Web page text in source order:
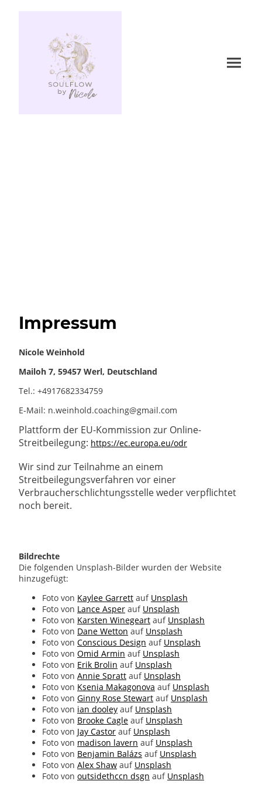
Impressum
Nicole Weinhold
Mailoh 7, 59457 Werl, Deutschland
Tel.: +4917682334759
E-Mail: n.weinhold.coaching@gmail.com
Plattform der EU-Kommission zur Online-
Streitbeilegung: https://ec.europa.eu/odr
Wir sind zur Teilnahme an einem
Streitbeilegungsverfahren vor einer
Verbraucherschlichtungsstelle weder verpflichtet
noch bereit.
Bildrechte
Die folgenden Unsplash-Bilder wurden der Website
hinzugefügt:
Foto von Kaylee Garrett auf Unsplash
Foto von Lance Asper auf Unsplash
Foto von Karsten Winegeart auf Unsplash
Foto von Dane Wetton auf Unsplash
Foto von Conscious Design auf Unsplash
Foto von Omid Armin auf Unsplash
Foto von Erik Brolin auf Unsplash
Foto von Annie Spratt auf Unsplash
Foto von Ksenia Makagonova auf Unsplash
Foto von Ginny Rose Stewart auf Unsplash
Foto von ian dooley auf Unsplash
Foto von Brooke Cagle auf Unsplash
Foto von Jay Castor auf Unsplash
Foto von madison lavern auf Unsplash
Foto von Benjamin Balázs auf Unsplash
Foto von Alex Shaw auf Unsplash
Foto von outsidethccn dsgn auf Unsplash